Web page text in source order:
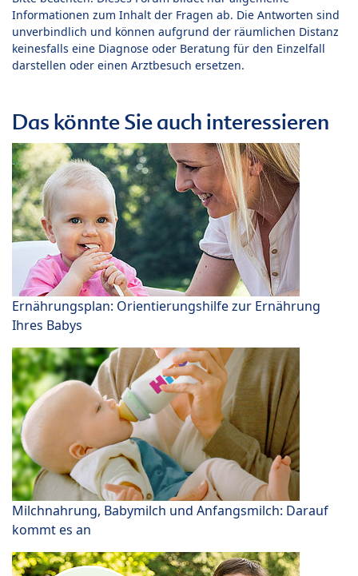
Informationen zum Inhalt der Fragen ab. Die Antworten sind
unverbindlich und können aufgrund der räumlichen Distanz
keinesfalls eine Diagnose oder Beratung für den Einzelfall
darstellen oder einen Arztbesuch ersetzen.
Das könnte Sie auch interessieren
Ernährungsplan: Orientierungshilfe zur Ernährung
Ihres Babys
Milchnahrung, Babymilch und Anfangsmilch: Darauf
kommt es an